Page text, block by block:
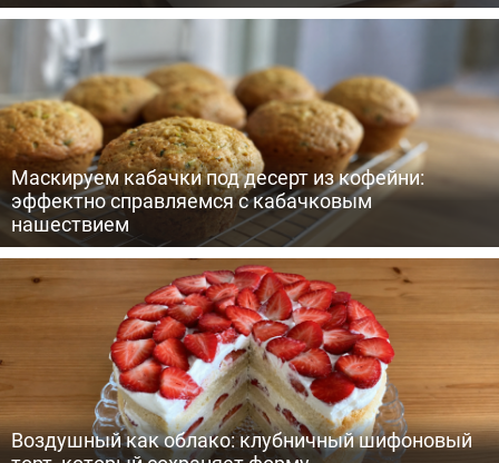
Маскируем кабачки под десерт из кофейни:
эффектно справляемся с кабачковым
нашествием
Воздушный как облако: клубничный шифоновый